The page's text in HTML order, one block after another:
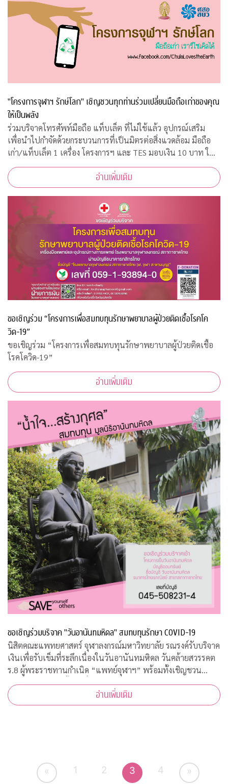
"โครงการจุฬาฯ รักษ์โลก" เชิญชวนทุกท่านร่วมเปลี่ยนมือถือเก่าของคุณ
ให้เป็นพลัง
ร่วมบริจาคโทรศัพท์มือถือ แท็บเล็ต ที่ไม่ใช้แล้ว อุปกรณ์เสริม
เพื่อนำไปกำจัดด้วยกระบวนการที่เป็นมิตรต่อสิ่งแวดล้อม มือถือ
เก่า/แท็บเล็ต 1 เครื่อง โครงการฯ และ TES มอบเงิน 10 บาท ให้
กับ "กองทุนภูมิคุ้มกันบำบัดมะเร็งจุฬาฯ"
อ่านเพิ่มเติม
ขอเชิญร่วม “โครงการเพื่อสมทบทุนรักษาพยาบาลผู้ป่วยติดเชื้อโรคโค
วิด-19”
ขอเชิญร่วม “โครงการเพื่อสมทบทุนรักษาพยาบาลผู้ป่วยติดเชื้อ
โรคโควิด-19”
อ่านเพิ่มเติม
ขอเชิญร่วมบริจาค "วันอานันทมหิดล" สมทบทุนรักษา COVID-19
นิสิตคณะแพทยศาสตร์ จุฬาลงกรณ์มหาวิทยาลัย รณรงค์รับบริจาค
เงินเพื่อรับเข็มที่ระลึกเนื่องในวันอานันทมหิดล วันคล้ายสวรรคต
ร.8 ผู้พระราชทานกำเนิด “แพทย์จุฬาฯ” พร้อมทั้งเชิญชวน
ประชาชนสั่งจองเสื้อยืดที่ระลึก รายได้สมทบทุนโครงการป้องกัน
และรักษา COVID-19
อ่านเพิ่มเติม
« 1 2 3 4 »